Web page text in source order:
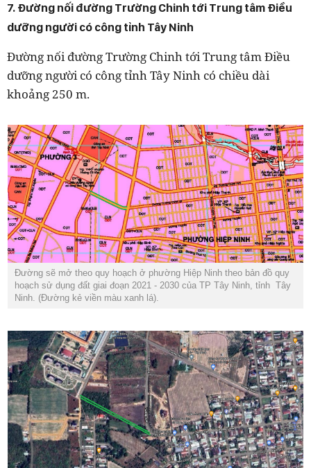
7. Đường nối đường Trường Chinh tới Trung tâm Điều
dưỡng người có công tỉnh Tây Ninh
Đường nối đường Trường Chinh tới Trung tâm Điều
dưỡng người có công tỉnh Tây Ninh có chiều dài
khoảng 250 m.
Đường sẽ mở theo quy hoạch ở phường Hiệp Ninh theo bản đồ quy
hoạch sử dụng đất giai đoạn 2021 - 2030 của TP Tây Ninh, tỉnh Tây
Ninh. (Đường kẻ viền màu xanh lá).